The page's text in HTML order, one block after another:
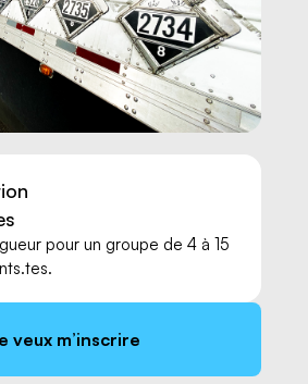
pour un groupe de 4 à 15
veux m’inscrire